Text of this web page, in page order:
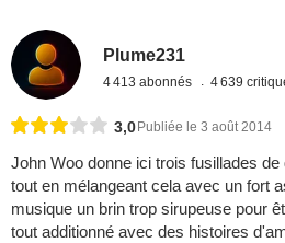
Plume231
4 413 abonnés 4 639
3,0 Publiée le 3 août 2014
John Woo donne ici trois fusillades
tout en mélangeant cela avec un fort
musique un brin trop sirupeuse pour
tout additionné avec des histoires